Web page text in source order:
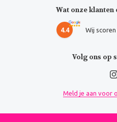
Wat onze klanten
4.4 Wij scoren
Volg ons op
Meld je aan voor